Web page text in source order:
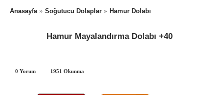
Anasayfa» Soğutucu Dolaplar » Hamur Dolabı
Hamur Mayalandırma Dolabı +40
0 Yorum 1951 Okunma